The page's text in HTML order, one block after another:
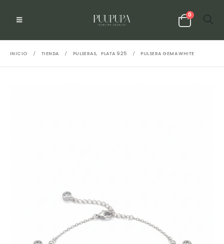
0
INICIO TIENDA PULSERAS, PLATA 925 PULSERA GEMA WHITE